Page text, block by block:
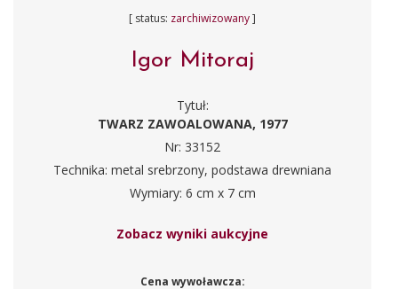
[ status: zarchiwizowany]
Igor Mitoraj
Tytuł:
TWARZ ZAWOALOWANA, 1977
Nr: 33152
Technika: metal srebrzony, podstawa drewniana
Wymiary: 6 cm x 7 cm
Zobacz wyniki aukcyjne
Cena wywoławcza: